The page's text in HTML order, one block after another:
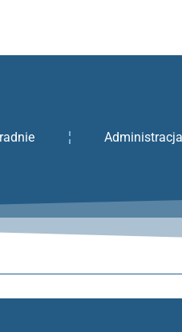
Administracja